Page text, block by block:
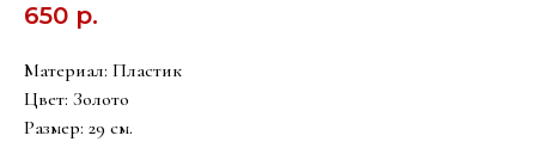
650 р.
Материал: Пластик
Цвет: Золото
Размер: 29 см.